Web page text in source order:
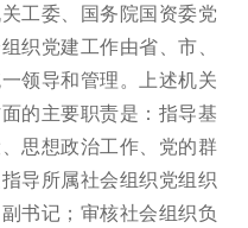
工委、国务院国资委党
织党建工作由省、市、
领导和管理。上述机关
的主要职责是：指导基
思想政治工作、党的群
导所属社会组织党组织
书记；审核社会组织负